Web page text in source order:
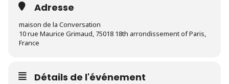
Adresse
maison de la Conversation
10 rue Maurice Grimaud, 75018 18th arrondissement of Paris,
France
Détails de l'événement